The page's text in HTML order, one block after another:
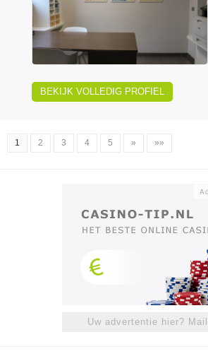
BEKIJK VOLLEDIG PROFIEL
1 2 3 4 5 » »»
Uw advertentie hier?